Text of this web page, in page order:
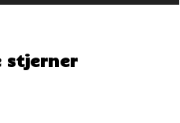
stjerner